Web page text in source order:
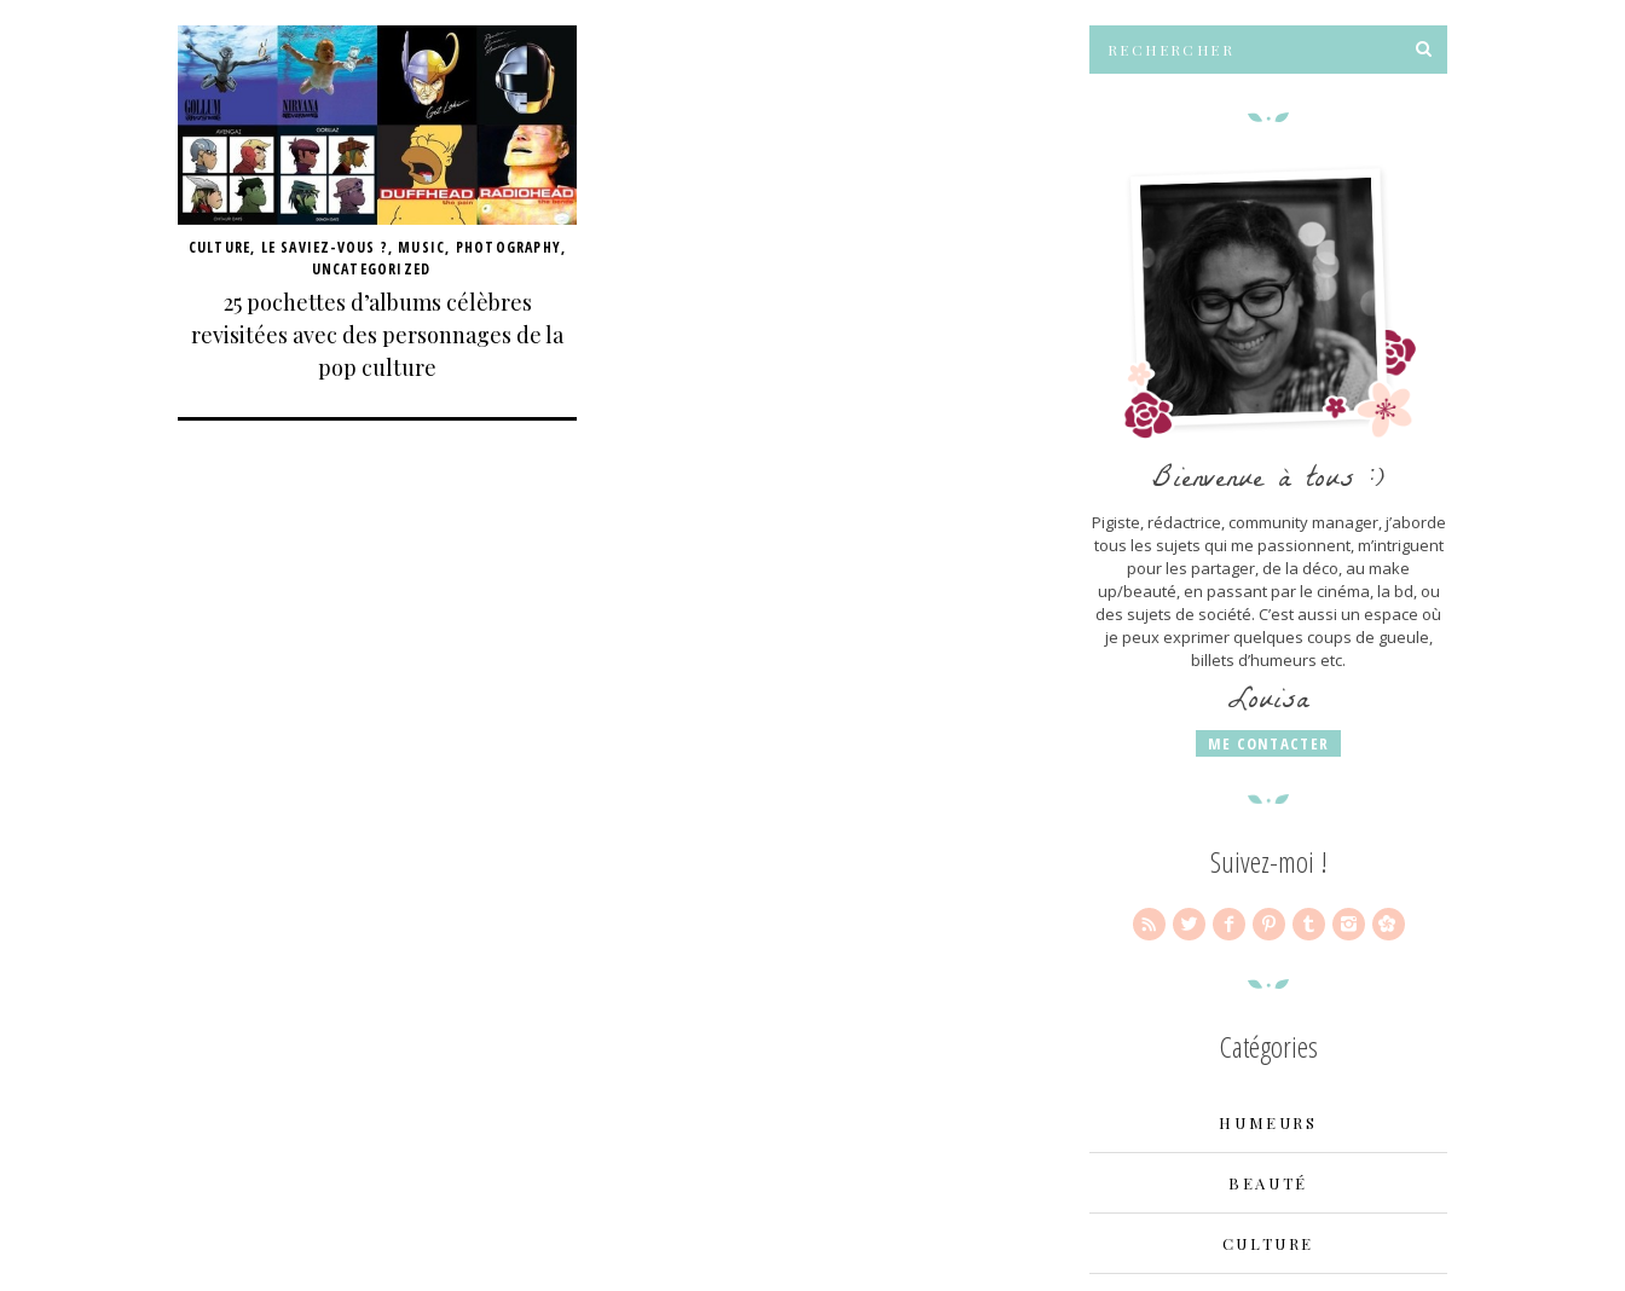
CULTURE, LE SAVIEZ-VOUS ?, MUSIC, PHOTOGRAPHY,
UNCATEGORIZED
25 pochettes d’albums célèbres
revisitées avec des personnages de la
pop culture
Bienvenue à tous :)
Pigiste, rédactrice, community manager, j’aborde
tous les sujets qui me passionnent, m’intriguent
pour les partager, de la déco, au make
up/beauté, en passant par le cinéma, la bd, ou
des sujets de société. C’est aussi un espace où
je peux exprimer quelques coups de gueule,
billets d’humeurs etc.
Louisa
ME CONTACTER
Suivez-moi !
Catégories
HUMEURS
BEAUTÉ
CULTURE